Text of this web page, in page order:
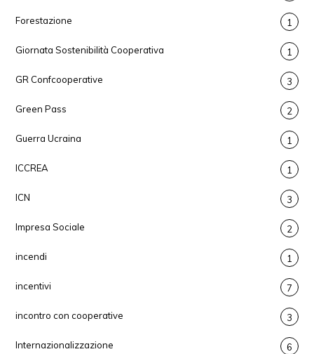
Forestazione 1
Giornata Sostenibilità Cooperativa 1
GR Confcooperative 3
Green Pass 2
Guerra Ucraina 1
ICCREA 1
ICN 3
Impresa Sociale 2
incendi 1
incentivi 7
incontro con cooperative 3
Internazionalizzazione 6